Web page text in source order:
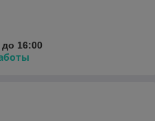
до 16:00